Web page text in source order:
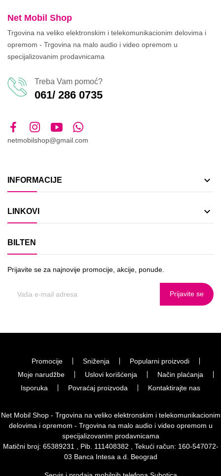
Net Mobil Shop
Trgovina na veliko elektronskim i telekomunikacionim delovima i
opremom - Trgovina na malo audio i video opremom u
specijalizovanim prodavnicama
Treba Vam pomoć?
061/ 286 0735
netmobilshop@gmail.com
INFORMACIJE 
LINKOVI 
BILTEN
Prijavite se za najnovije promocije, akcije, ponude.
Prijavite se
Promocije Sniženja
Popularni proizvodi
Moje narudžbe
Uslovi korišćenja
Način plaćanja
Isporuka
Povraćaj proizvoda Kontaktirajte nas
Net Mobil Shop - Trgovina na veliko elektronskim i telekomunikacionim
delovima i opremom - Trgovina na malo audio i video opremom u
specijalizovanim prodavnicama
Matični broj: 65389231 , Pib. 111408382 , Tekući račun: 160-547072-
03 Banca Intesa a.d. Beograd